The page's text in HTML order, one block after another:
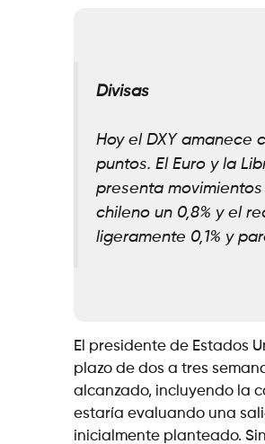
Divisas
Hoy el DXY amanece
puntos. El Euro y la
presenta
chileno un 0,8% y el
ligeramente 0,1% y
El presidente de Estados
plazo de dos a tres
alcanzado, incluyendo la
estaría evaluando una
inicialmente planteado.